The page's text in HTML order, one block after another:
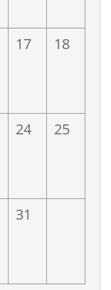
17 18
24 25
31